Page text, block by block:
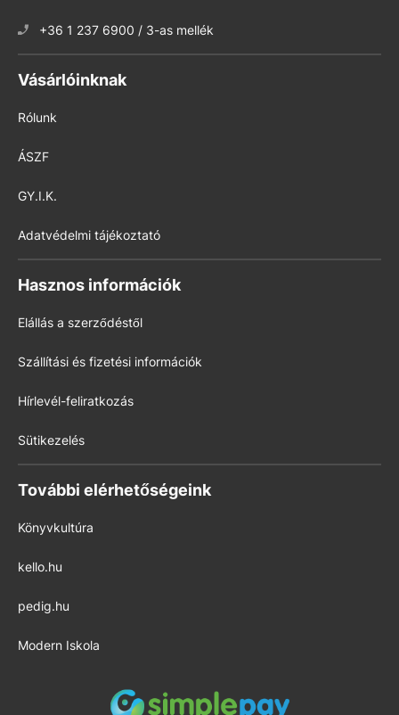
+36 1 237 6900 / 3-as mellék
Vásárlóinknak
Rólunk
ÁSZF
GY.I.K.
Adatvédelmi tájékoztató
Hasznos információk
Elállás a szerződéstől
Szállítási és fizetési információk
Hírlevél-feliratkozás
Sütikezelés
További elérhetőségeink
Könyvkultúra
kello.hu
pedig.hu
Modern Iskola